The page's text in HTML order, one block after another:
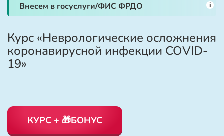
Внесем в госуслуги/ФИС ФРДО
i
Курс «Неврологические осложнения
коронавирусной инфекции COVID-
19»
КУРС + 🎁БОНУС